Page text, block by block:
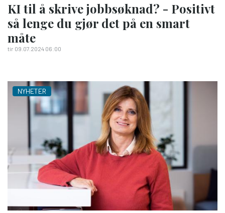
KI til å skrive jobbsøknad? - Positivt
så lenge du gjør det på en smart
måte
tir 09.07.2024 06:00
NYHETER